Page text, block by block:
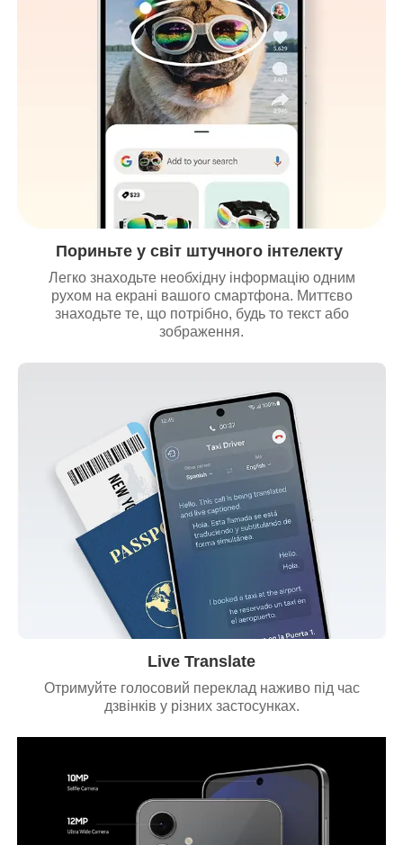
Пориньте у світ штучного інтелекту
Легко знаходьте необхідну інформацію одним
рухом на екрані вашого смартфона. Миттєво
знаходьте те, що потрібно, будь то текст або
зображення.
Live Translate
Отримуйте голосовий переклад наживо під час
дзвінків у різних застосунках.